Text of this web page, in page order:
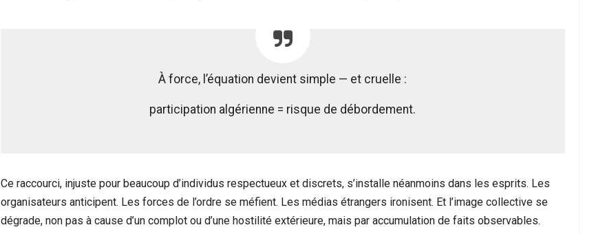
À force, l’équation devient simple — et cruelle :
participation algérienne = risque de débordement.
Ce raccourci, injuste pour beaucoup d’individus respectueux et discrets, s’installe néanmoins dans les esprits. Les
organisateurs anticipent. Les forces de l’ordre se méfient. Les médias étrangers ironisent. Et l’image collective se
dégrade, non pas à cause d’un complot ou d’une hostilité extérieure, mais par accumulation de faits observables.